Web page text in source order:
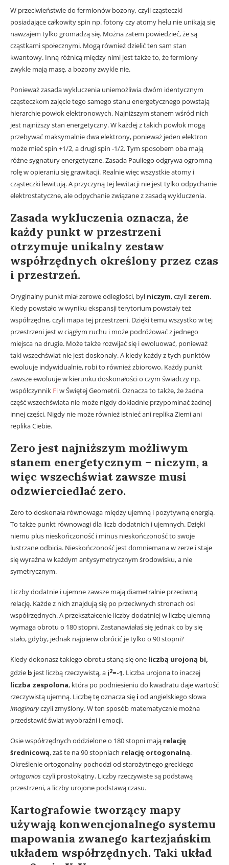
W przeciwieństwie do fermionów bozony, czyli cząsteczki
posiadające całkowity spin np. fotony czy atomy helu nie unikają się
nawzajem tylko gromadzą się. Można zatem powiedzieć, że są
cząstkami społecznymi. Mogą również dzielić ten sam stan
kwantowy. Inną różnicą między nimi jest także to, że fermiony
zwykle mają masę, a bozony zwykle nie.
Ponieważ zasada wykluczenia uniemożliwia dwóm identycznym
cząsteczkom zajęcie tego samego stanu energetycznego powstają
hierarchie powłok elektronowych. Najniższym stanem wśród nich
jest najniższy stan energetyczny. W każdej z takich powłok mogą
przebywać maksymalnie dwa elektrony, ponieważ jeden elektron
może mieć spin +1/2, a drugi spin -1/2. Tym sposobem oba mają
różne sygnatury energetyczne. Zasada Pauliego odgrywa ogromną
rolę w opieraniu się grawitacji. Realnie więc wszystkie atomy i
cząsteczki lewitują. A przyczyną tej lewitacji nie jest tylko odpychanie
elektrostatyczne, ale odpychanie związane z zasadą wykluczenia.
Zasada wykluczenia oznacza, że
każdy punkt w przestrzeni
otrzymuje unikalny zestaw
współrzędnych określony przez czas
i przestrzeń.
Oryginalny punkt miał zerowe odległości, byłniczym, czyli zerem.
Kiedy powstało w wyniku ekspansji terytorium powstały też
współrzędne, czyli mapa tej przestrzeni. Dzięki temu wszystko w tej
przestrzeni jest w ciągłym ruchu i może podróżować z jednego
miejsca na drugie. Może także rozwijać się i ewoluować, ponieważ
taki wszechświat nie jest doskonały. A kiedy każdy z tych punktów
ewoluuje indywidualnie, robi to również zbiorowo. Każdy punkt
zawsze ewoluuje w kierunku doskonałości o czym świadczy np.
współczynnik Fi w Świętej Geometrii. Oznacza to także, że żadna
część wszechświata nie może nigdy dokładnie przypominać żadnej
innej części. Nigdy nie może również istnieć ani replika Ziemi ani
replika Ciebie.
Zero jest najniższym możliwym
stanem energetycznym – niczym, a
więc wszechświat zawsze musi
odzwierciedlać zero.
Zero to doskonała równowaga między ujemną i pozytywną energią.
To także punkt równowagi dla liczb dodatnich i ujemnych. Dzięki
niemu plus nieskończoność i minus nieskończoność to swoje
lustrzane odbicia. Nieskończoność jest domniemana w zerze i staje
się wyraźna w każdym antysymetrycznym środowisku, a nie
symetrycznym.
Liczby dodatnie i ujemne zawsze mają diametralnie przeciwną
relację. Każde z nich znajdują się po przeciwnych stronach osi
współrzędnych. A przekształcenie liczby dodatniej w liczbę ujemną
wymaga obrotu o 180 stopni. Zastanawiałaś się jednak co by się
stało, gdyby, jednak najpierw obrócić je tylko o 90 stopni?
Kiedy dokonasz takiego obrotu staną się one liczbą urojoną bi,
gdzie b jest liczbą rzeczywistą, a i2=-1. Liczba urojona to inaczej
liczba zespolona, która po podniesieniu do kwadratu daje wartość
rzeczywistą ujemną. Liczbę tę oznacza się i od angielskiego słowa
imaginaryczyli zmyślony. W ten sposób matematycznie można
przedstawić świat wyobraźni i emocji.
Osie współrzędnych oddzielone o 180 stopni mają relację
średnicową, zaś te na 90 stopniach relację ortogonalną.
Określenie ortogonalny pochodzi od starożytnego greckiego
ortogoniosczyli prostokątny. Liczby rzeczywiste są podstawą
przestrzeni, a liczby urojone podstawą czasu.
Kartografowie tworzący mapy
używają konwencjonalnego systemu
mapowania zwanego kartezjańskim
układem współrzędnych. Taki układ